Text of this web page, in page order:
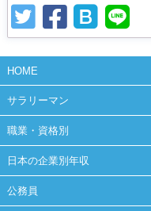
HOME
サラリーマン
職業・資格別
日本の企業別年収
公務員